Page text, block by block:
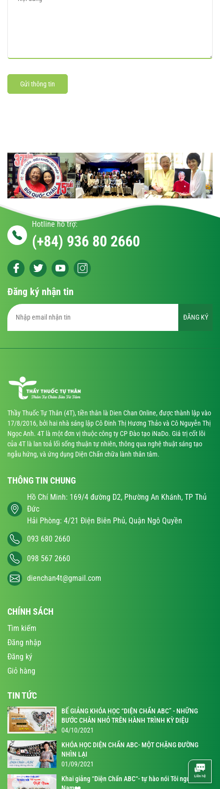
Gửi thông tin
Hotline hỗ trợ:
(+84) 936 80 2660
Đăng ký nhận tin
ĐĂNG KÝ
Thầy Thuốc Tự Thân (4T), tiền thân là Dien Chan Online, được thành lập vào
17/8/2016, bởi hai nhà sáng lập Cô Đinh Thị Hương Thảo và Cô Nguyễn Thị
Ngọc Anh. 4T là một đơn vị thuộc công ty CP Đào tạo iNaDo. Giá trị cốt lõi
của 4T là lan toả lối sống thuận tự nhiên, thông qua nghệ thuật sáng tạo
ngẫu hứng, và ứng dụng Diện Chẩn chữa lành thân tâm.
THÔNG TIN CHUNG
Hồ Chí Minh: 169/4 đường D2, Phường An Khánh, TP Thủ
Đức
Hải Phòng: 4/21 Điện Biên Phủ, Quận Ngô Quyền
093 680 2660
098 567 2660
dienchan4t@gmail.com
CHÍNH SÁCH
Tìm kiếm
Đăng nhập
Đăng ký
Giỏ hàng
TIN TỨC
BẾ GIẢNG KHÓA HỌC “DIỆN CHẨN ABC” - NHỮNG
BƯỚC CHÂN NHỎ TRÊN HÀNH TRÌNH KỲ DIỆU
04/10/2021
KHÓA HỌC DIỆN CHẨN ABC- MỘT CHẶNG ĐƯỜNG
NHÌN LẠI
01/09/2021
Khai giảng “Diện Chẩn ABC“- tự hào nói Tôi người Việt